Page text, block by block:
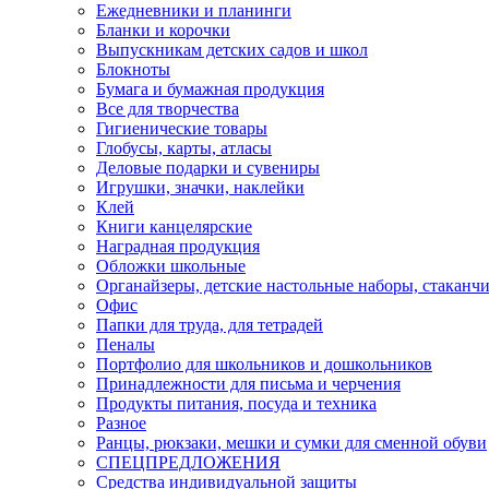
Ежедневники и планинги
Бланки и корочки
Выпускникам детских садов и школ
Блокноты
Бумага и бумажная продукция
Все для творчества
Гигиенические товары
Глобусы, карты, атласы
Деловые подарки и сувениры
Игрушки, значки, наклейки
Клей
Книги канцелярские
Наградная продукция
Обложки школьные
Органайзеры, детские настольные наборы,
Офис
Папки для труда, для тетрадей
Пеналы
Портфолио для школьников и дошкольников
Принадлежности для письма и черчения
Продукты питания, посуда и техника
Разное
Ранцы, рюкзаки, мешки и сумки для сменной обуви
СПЕЦПРЕДЛОЖЕНИЯ
Средства индивидуальной защиты